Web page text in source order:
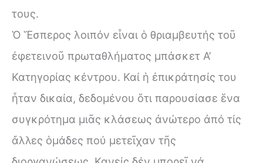
τους.
Ὁ Ἕσπερος λοιπόν εἶναι ὁ θριαμβευτής τοῦ
ἐφετεινοῦ πρωταθλήματος μπάσκετ Α’
Κατηγορίας κέντρου. Καί ἡ ἐπικράτησίς του
ἦταν δικαία, δεδομένου ὅτι παρουσίασε ἕνα
συγκρότημα μιᾶς κλάσεως ἀνώτερο ἀπό τίς
ἄλλες ὁμάδες πού μετεῖχαν τῆς